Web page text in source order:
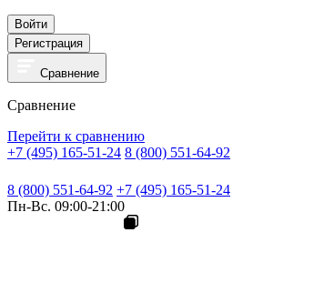
Войти
Регистрация
Сравнение
Сравнение
Перейти к сравнению
+7 (495) 165-51-24 8 (800) 551-64-92
8 (800) 551-64-92 +7 (495) 165-51-24
Пн-Вс. 09:00-21:00